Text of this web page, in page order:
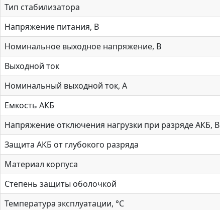
Тип стабилизатора
Напряжение питания, В
Номинальное выходное напряжение, В
Выходной ток
Номинальный выходной ток, А
Емкость АКБ
Напряжение отключения нагрузки при разряде АКБ, В
Защита АКБ от глубокого разряда
Материал корпуса
Степень защиты оболочкой
Температура эксплуатации, °С